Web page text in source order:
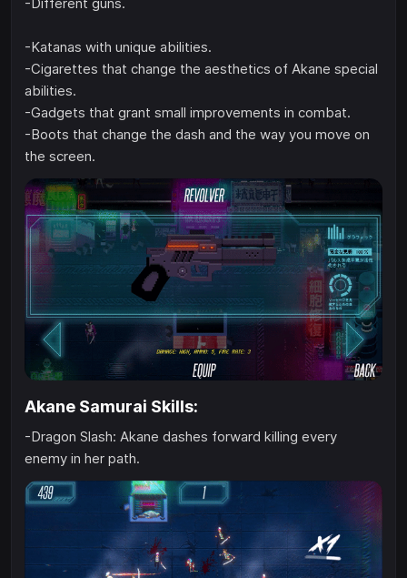
-Katanas with unique abilities.
-Cigarettes that change the aesthetics of Akane special
abilities.
-Gadgets that grant small improvements in combat.
-Boots that change the dash and the way you move on
the screen.
Akane Samurai Skills:
-Dragon Slash: Akane dashes forward killing every
enemy in her path.